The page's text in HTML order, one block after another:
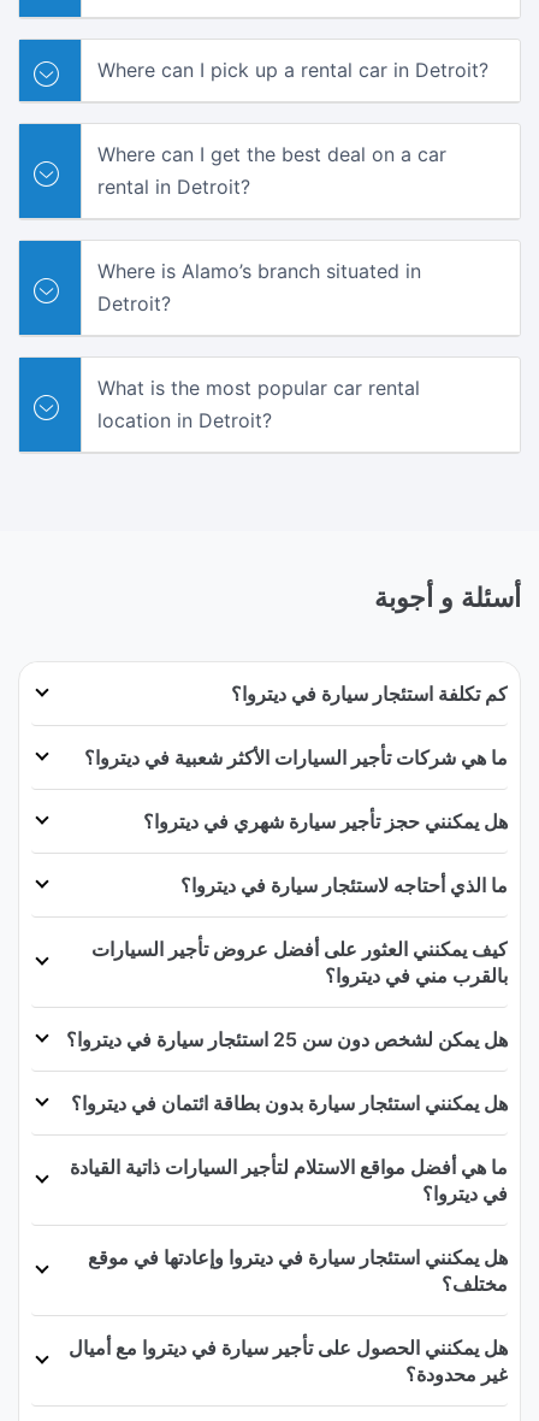
Where can I pick up a rental car in Detroit?
Where can I get the best deal on a car
rental in Detroit?
Where is Alamo’s branch situated in
Detroit?
What is the most popular car rental
location in Detroit?
أسئلة و أجوبة
كم تكلفة استئجار سيارة في ديتروا؟
ما هي شركات تأجير السيارات الأكثر شعبية في ديتروا؟
هل يمكنني حجز تأجير سيارة شهري في ديتروا؟
ما الذي أحتاجه لاستئجار سيارة في ديتروا؟
كيف يمكنني العثور على أفضل عروض تأجير السيارات
بالقرب مني في ديتروا؟
هل يمكن لشخص دون سن 25 استئجار سيارة في ديتروا؟
هل يمكنني استئجار سيارة بدون بطاقة ائتمان في ديتروا؟
ما هي أفضل مواقع الاستلام لتأجير السيارات ذاتية القيادة
في ديتروا؟
هل يمكنني استئجار سيارة في ديتروا وإعادتها في موقع
مختلف؟
هل يمكنني الحصول على تأجير سيارة في ديتروا مع أميال
غير محدودة؟